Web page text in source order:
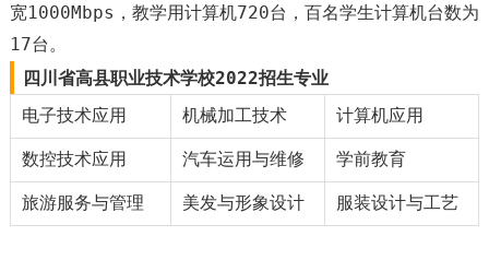
宽1000Mbps，教学用计算机720台，百名学生计算机台数为
17台。
四川省高县职业技术学校2022招生专业
电子技术应用
机械加工技术 计算机应用
数控技术应用 汽车运用与维修 学前教育
旅游服务与管理 美发与形象设计 服装设计与工艺